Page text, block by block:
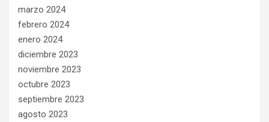
marzo 2024
febrero 2024
enero 2024
diciembre 2023
noviembre 2023
octubre 2023
septiembre 2023
agosto 2023